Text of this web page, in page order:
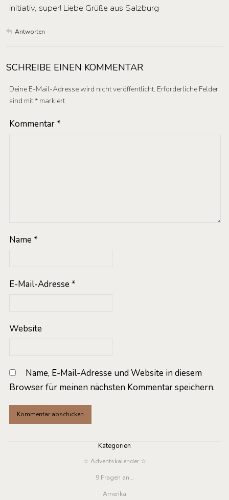
initiativ, super! Liebe Grüße aus Salzburg
Antworten
SCHREIBE EINEN KOMMENTAR
Deine E-Mail-Adresse wird nicht veröffentlicht. Erforderliche Felder
sind mit* markiert
Kommentar*
Name*
E-Mail-Adresse*
Website
Name, E-Mail-Adresse und Website in diesem
Browser für meinen nächsten Kommentar speichern.
Kategorien
☆ Adventskalender ☆
9 Fragen an…
Amerika